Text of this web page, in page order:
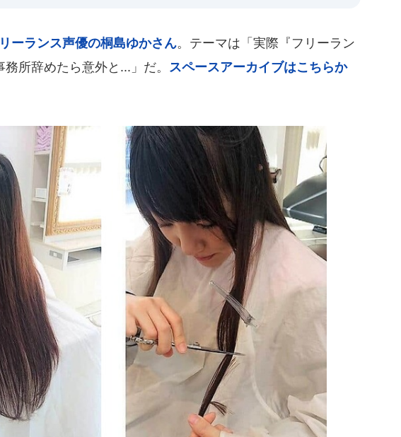
ーランス声優の桐島ゆかさん。テーマは「実際『フリーラン
所辞めたら意外と...」だ。 スペースアーカイブはこちらか